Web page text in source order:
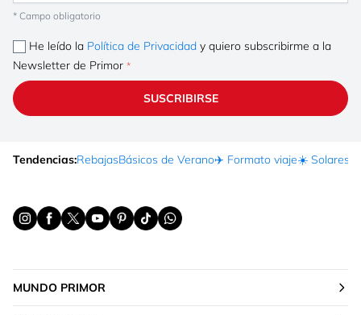
* Campo obligatorio
He leído la Política de Privacidad y quiero subscribirme a la
Newsletter de Primor
SUSCRIBIRSE
Tendencias:RebajasBásicos de Verano✈️ Formato viaje☀️ Solares
MUNDO PRIMOR